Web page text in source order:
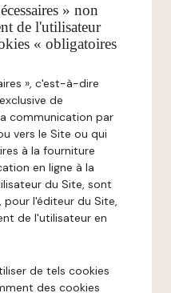
» non
de l'utilisateur
« obligatoires
», c'est-à-dire
de
communication par
vers le Site ou qui
à la fourniture
en ligne à la
du Site, sont
l'éditeur du Site,
de l'utilisateur en
de tels cookies
des cookies